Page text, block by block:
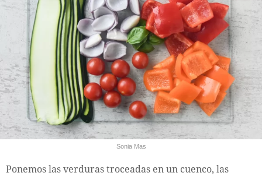
Sonia Mas
Ponemos las verduras troceadas en un cuenco, las